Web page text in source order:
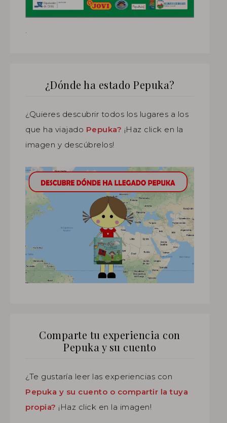
¿Dónde ha estado Pepuka?
¿Quieres descubrir todos los lugares a los
que ha viajado Pepuka? ¡Haz click en la
imagen y descúbrelos!
Comparte tu experiencia con
Pepuka y su cuento
¿Te gustaría leer las experiencias con
Pepuka y su cuento o compartir la tuya
propia? ¡Haz click en la imagen!